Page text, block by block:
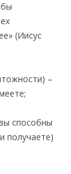
(Иисус
–
способны
получаете)